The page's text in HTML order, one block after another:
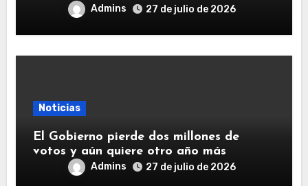
Admins 27 de julio de 2026
Noticias
El Gobierno pierde dos millones de
votos y aún quiere otro año más
Admins 27 de julio de 2026